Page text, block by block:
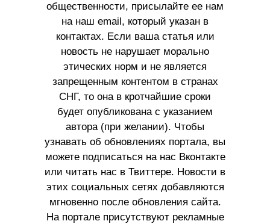
общественности, присылайте ее нам
на наш email, который указан в
контактах. Если ваша статья или
новость не нарушает морально
этических норм и не является
запрещенным контентом в странах
СНГ, то она в кротчайшие сроки
будет опубликована с указанием
автора (при желании). Чтобы
узнавать об обновлениях портала, вы
можете подписаться на нас Вконтакте
или читать нас в Твиттере. Новости в
этих социальных сетях добавляются
мгновенно после обновления сайта.
На портале присутствуют рекламные